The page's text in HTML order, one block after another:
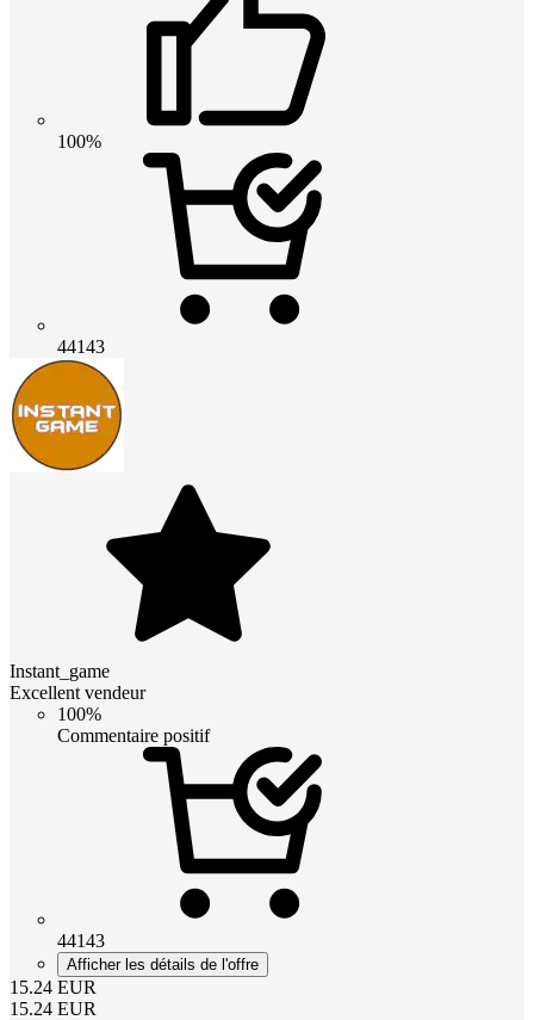
100%
44143
Instant_game
Excellent vendeur
100%
Commentaire positif
44143
Afficher les détails de l'offre
15.24 EUR
15.24 EUR